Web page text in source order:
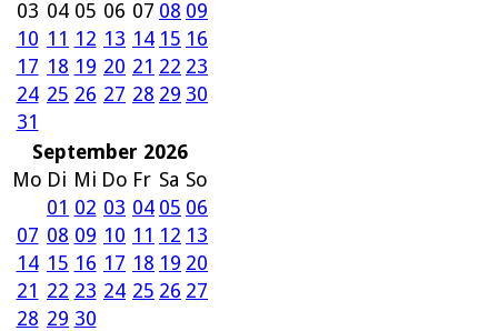
03 04 05 06 07 08 09
10 11 12 13 14 15 16
17 18 19 20 21 22 23
24 25 26 27 28 29 30
31
September 2026
Mo Di Mi Do Fr Sa So
01 02 03 04 05 06
07 08 09 10 11 12 13
14 15 16 17 18 19 20
21 22 23 24 25 26 27
28 29 30